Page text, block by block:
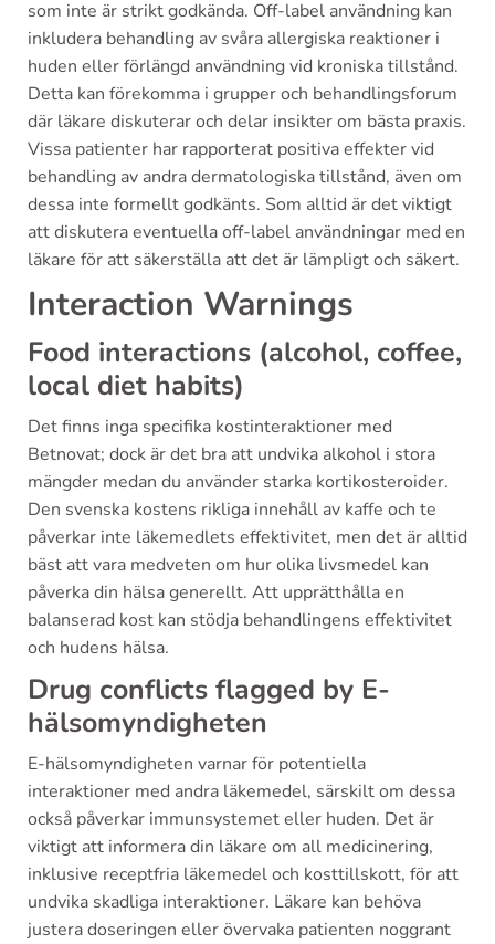
som inte är strikt godkända. Off-label användning kan
inkludera behandling av svåra allergiska reaktioner i
huden eller förlängd användning vid kroniska tillstånd.
Detta kan förekomma i grupper och behandlingsforum
där läkare diskuterar och delar insikter om bästa praxis.
Vissa patienter har rapporterat positiva effekter vid
behandling av andra dermatologiska tillstånd, även om
dessa inte formellt godkänts. Som alltid är det viktigt
att diskutera eventuella off-label användningar med en
läkare för att säkerställa att det är lämpligt och säkert.
Interaction Warnings
Food interactions (alcohol, coffee,
local diet habits)
Det finns inga specifika kostinteraktioner med
Betnovat; dock är det bra att undvika alkohol i stora
mängder medan du använder starka kortikosteroider.
Den svenska kostens rikliga innehåll av kaffe och te
påverkar inte läkemedlets effektivitet, men det är alltid
bäst att vara medveten om hur olika livsmedel kan
påverka din hälsa generellt. Att upprätthålla en
balanserad kost kan stödja behandlingens effektivitet
och hudens hälsa.
Drug conflicts flagged by E-
hälsomyndigheten
E-hälsomyndigheten varnar för potentiella
interaktioner med andra läkemedel, särskilt om dessa
också påverkar immunsystemet eller huden. Det är
viktigt att informera din läkare om all medicinering,
inklusive receptfria läkemedel och kosttillskott, för att
undvika skadliga interaktioner. Läkare kan behöva
justera doseringen eller övervaka patienten noggrant